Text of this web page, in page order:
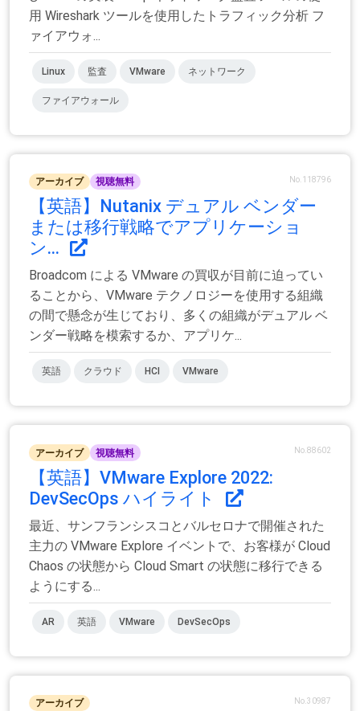
用 Wireshark ツールを使用したトラフィック分析 フ
ァイアウォ...
Linux 監査 VMware ネットワーク
ファイアウォール
アーカイブ 視聴無料 No.118796
【英語】Nutanix デュアル ベンダー
または移行戦略でアプリケーショ
ン...
Broadcom による VMware の買収が目前に迫ってい
ることから、VMware テクノロジーを使用する組織
の間で懸念が生じており、多くの組織がデュアル ベ
ンダー戦略を模索するか、アプリケ...
英語 クラウド HCI VMware
アーカイブ 視聴無料 No.88602
【英語】VMware Explore 2022:
DevSecOps ハイライト
最近、サンフランシスコとバルセロナで開催された
主力の VMware Explore イベントで、お客様が Cloud
Chaos の状態から Cloud Smart の状態に移行できる
ようにする...
AR 英語 VMware DevSecOps
アーカイブ No.30987